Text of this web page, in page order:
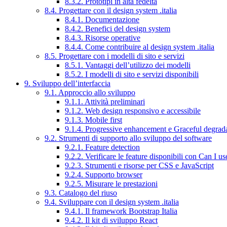
8.4. Progettare con il design system .italia
8.4.1. Documentazione
8.4.2. Benefici del design system
8.4.3. Risorse operative
8.4.4. Come contribuire al design system .italia
8.5. Progettare con i modelli di sito e servizi
8.5.1. Vantaggi dell’utilizzo dei modelli
8.5.2. I modelli di sito e servizi disponibili
9. Sviluppo dell’interfaccia
9.1. Approccio allo sviluppo
9.1.1. Attività preliminari
9.1.2. Web design responsivo e accessibile
9.1.3. Mobile first
9.1.4. Progressive enhancement e Graceful
9.2. Strumenti di supporto allo sviluppo del software
9.2.1. Feature detection
9.2.2. Verificare le feature disponibili con Can I
9.2.3. Strumenti e risorse per CSS e JavaScript
9.2.4. Supporto browser
9.2.5. Misurare le prestazioni
9.3. Catalogo del riuso
9.4. Sviluppare con il design system .italia
9.4.1. Il framework Bootstrap Italia
9.4.2. Il kit di sviluppo React